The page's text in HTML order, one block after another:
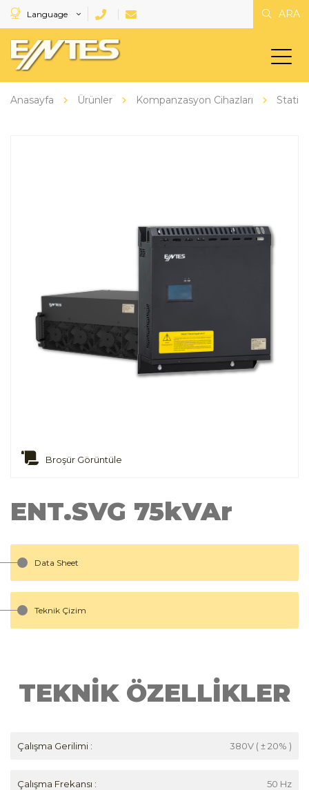
Language ARA
Anasayfa Ürünler Kompanzasyon Cihazları Statik
Broşür Görüntüle
ENT.SVG 75kVAr
Data Sheet
Teknik Çizim
TEKNİK ÖZELLİKLER
Çalışma Gerilimi : 380V ( ± 20% )
Çalışma Frekansı : 50 Hz